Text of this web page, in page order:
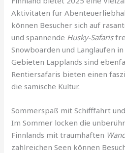
Aktivitäten für
können Besucher sich auf
und spannende Husky-Safaris
Snowboarden und Langlaufen
Gebieten Lapplands sind
Rentiersafaris bieten einen
die samische Kultur.
Sommerspaß mit Schifffahrt
Im Sommer locken die
Finnlands mit traumhaften
zahlreichen Seen können